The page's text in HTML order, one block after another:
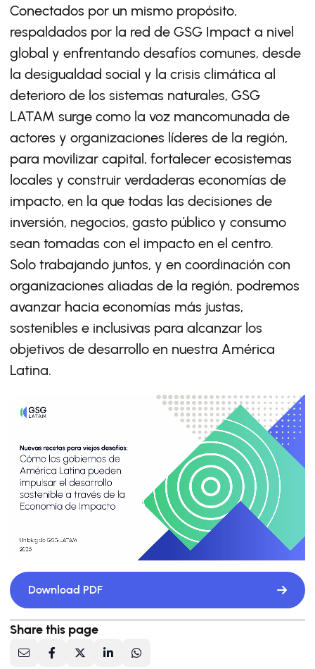
Conectados por un mismo propósito,
respaldados por la red de GSG Impact a nivel
global y enfrentando desafíos comunes, desde
la desigualdad social y la crisis climática al
deterioro de los sistemas naturales, GSG
LATAM surge como la voz mancomunada de
actores y organizaciones líderes de la región,
para movilizar capital, fortalecer ecosistemas
locales y construir verdaderas economías de
impacto, en la que todas las decisiones de
inversión, negocios, gasto público y consumo
sean tomadas con el impacto en el centro.
Solo trabajando juntos, y en coordinación con
organizaciones aliadas de la región, podremos
avanzar hacia economías más justas,
sostenibles e inclusivas para alcanzar los
objetivos de desarrollo en nuestra América
Latina.
Download PDF
Share this page